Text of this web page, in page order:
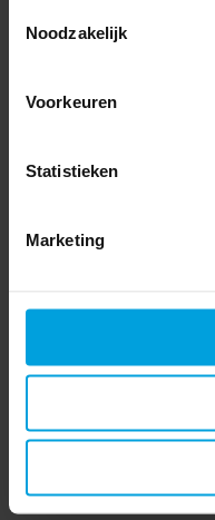
Noodzakelijk
Voorkeuren
Statistieken
Marketing